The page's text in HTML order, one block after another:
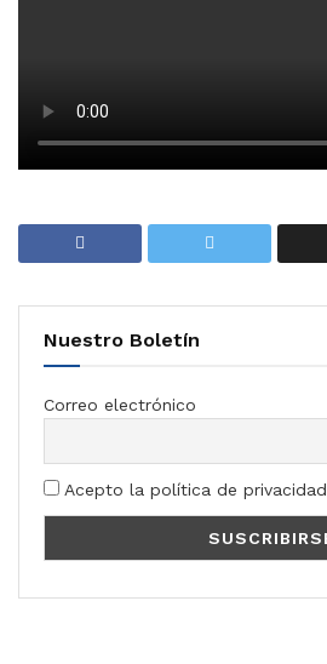
Nuestro Boletín
Correo electrónico
Acepto la política de privacidad